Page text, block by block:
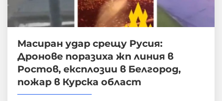
Масиран удар срещу Русия:
Дронове поразиха жп линия в
Ростов, експлозии в Белгород,
пожар в Курска област